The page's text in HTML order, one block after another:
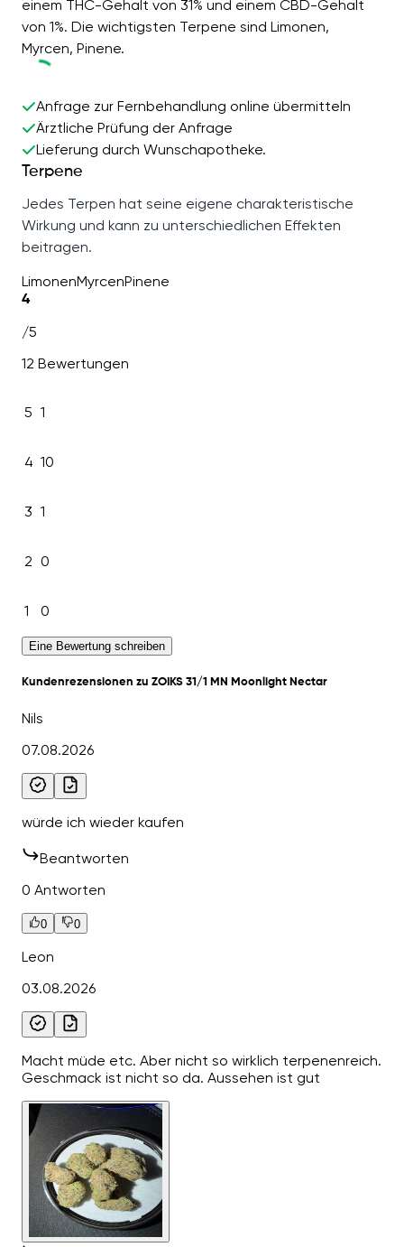
einem THC-Gehalt von 31% und einem CBD-Gehalt
von 1%. Die wichtigsten Terpene sind Limonen,
Myrcen, Pinene.
Anfrage zur Fernbehandlung online übermitteln
Ärztliche Prüfung der Anfrage
Lieferung durch Wunschapotheke.
Terpene
Jedes Terpen hat seine eigene charakteristische
Wirkung und kann zu unterschiedlichen Effekten
beitragen.
LimonenMyrcenPinene
4
/5
12 Bewertungen
5 1
4 10
3 1
2 0
1 0
Eine Bewertung schreiben
Kundenrezensionen zu ZOIKS 31/1 MN Moonlight Nectar
Nils
07.08.2026
würde ich wieder kaufen
Beantworten
0 Antworten
0 0
Leon
03.08.2026
Macht müde etc. Aber nicht so wirklich terpenenreich.
Geschmack ist nicht so da. Aussehen ist gut